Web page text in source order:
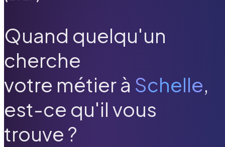
Quand quelqu'un
cherche
votre métier à Schelle,
est-ce qu'il vous
trouve ?